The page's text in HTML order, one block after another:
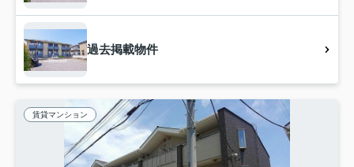
過去掲載物件
賃貸マンション